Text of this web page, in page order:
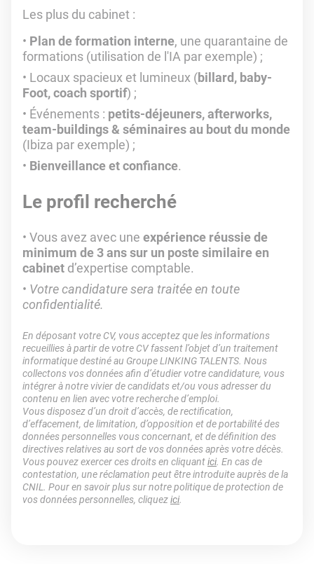
Les plus du cabinet :
Plan de formation interne, une quarantaine de
formations (utilisation de l'IA par exemple) ;
Locaux spacieux et lumineux (billard, baby-
Foot, coach sportif) ;
Événements : petits-déjeuners, afterworks,
team-buildings & séminaires au bout du monde
(Ibiza par exemple) ;
Bienveillance et confiance.
Le profil recherché
Vous avez avec une expérience réussie de
minimum de 3 ans sur un poste similaire en
cabinet d’expertise comptable.
Votre candidature sera traitée en toute
confidentialité.
En déposant votre CV, vous acceptez que les informations
recueillies à partir de votre CV fassent l’objet d’un traitement
informatique destiné au Groupe LINKING TALENTS. Nous
collectons vos données afin d’étudier votre candidature, vous
intégrer à notre vivier de candidats et/ou vous adresser du
contenu en lien avec votre recherche d’emploi.
Vous disposez d’un droit d’accès, de rectification,
d’effacement, de limitation, d’opposition et de portabilité des
données personnelles vous concernant, et de définition des
directives relatives au sort de vos données après votre décès.
Vous pouvez exercer ces droits en cliquantici. En cas de
contestation, une réclamation peut être introduite auprès de la
CNIL. Pour en savoir plus sur notre politique de protection de
vos données personnelles, cliquezici.